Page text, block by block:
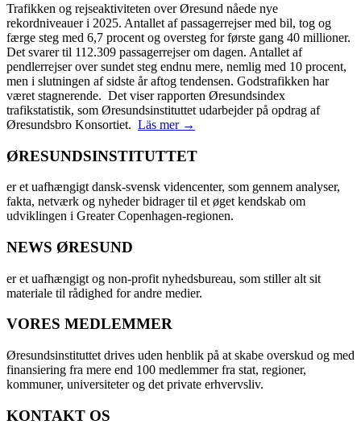
Trafikken og rejseaktiviteten over Øresund nåede nye
rekordniveauer i 2025. Antallet af passagerrejser med bil, tog og
færge steg med 6,7 procent og oversteg for første gang 40 millioner.
Det svarer til 112.309 passagerrejser om dagen. Antallet af
pendlerrejser over sundet steg endnu mere, nemlig med 10 procent,
men i slutningen af sidste år aftog tendensen. Godstrafikken har
været stagnerende. Det viser rapporten Øresundsindex
trafikstatistik, som Øresundsinstituttet udarbejder på opdrag af
Øresundsbro Konsortiet. Läs mer →
ØRESUNDSINSTITUTTET
er et uafhængigt dansk-svensk videncenter, som gennem analyser,
fakta, netværk og nyheder bidrager til et øget kendskab om
udviklingen i Greater Copenhagen-regionen.
NEWS ØRESUND
er et uafhængigt og non-profit nyhedsbureau, som stiller alt sit
materiale til rådighed for andre medier.
VORES MEDLEMMER
Øresundsinstituttet drives uden henblik på at skabe overskud og med
finansiering fra mere end 100 medlemmer fra stat, regioner,
kommuner, universiteter og det private erhvervsliv.
KONTAKT OS